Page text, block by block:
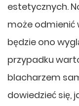
estetycznych.
może odmienić
będzie ono
przypadku
blacharzem
dowiedzieć się,